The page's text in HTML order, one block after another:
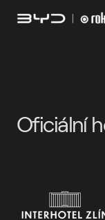
Oficiální